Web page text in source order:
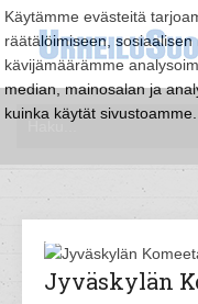
Käytämme evästeitä
räätälöimiseen,
kävijämäärämme
median, mainosalan ja
kuinka käytät sivustoamme.
Jyväskylän